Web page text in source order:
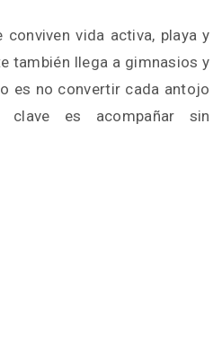
conviven vida activa, playa y
también llega a gimnasios y
es no convertir cada antojo
es acompañar sin